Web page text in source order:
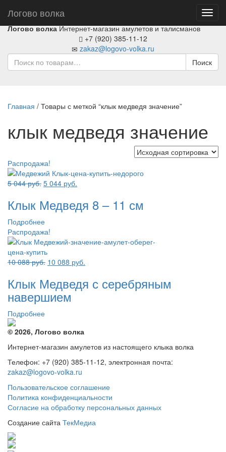
Логово волка
Логово волка Интернет-магазин амулетов и талисманов
+7 (920) 385-11-12
zakaz@logovo-volka.ru
Поиск
Главная / Товары с меткой “клык медведя значение”
клык медведя значение
Распродажа!
5 044руб. Первоначальная
составляла
5
044 руб..
5 044 руб.
5
044 руб..
Клык Медведя 8 – 11 см
Подробнее
Распродажа!
10 088руб. Первоначальная
составляла
10
088 руб..
10 088 руб.
10
088 руб..
Клык Медведя с серебряным
навершием
Подробнее
© 2026, Логово волка
Интернет-магазин амулетов из настоящего клыка волка
Телефон: +7 (920) 385-11-12, электронная почта:
zakaz@logovo-volka.ru
Пользовательское соглашение
Политика конфиденциальности
Согласие на обработку персональных данных
Создание сайта ТекМедиа